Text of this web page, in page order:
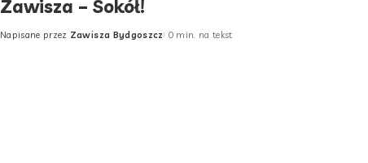
Zawisza – Sokół!
Posted
Napisane przez Zawisza Bydgoszcz 0 min. na tekst